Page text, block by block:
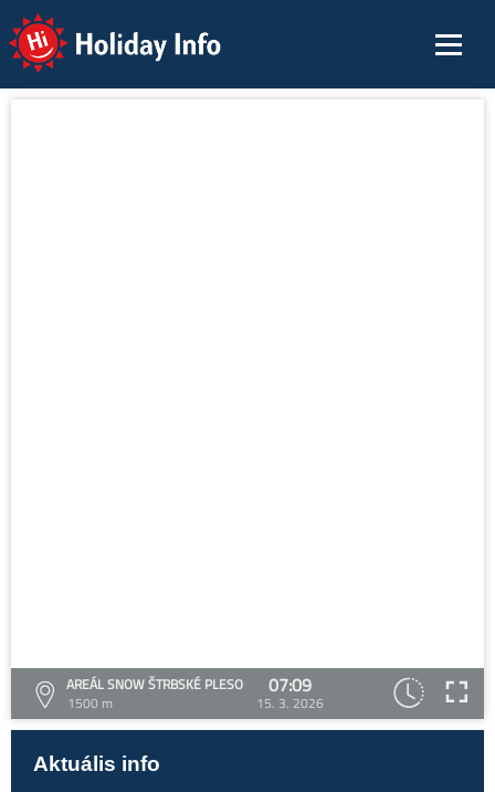
Holiday Info
AREÁL SNOW ŠTRBSKÉ PLESO
1500 m
07:09
15. 3. 2026
Aktuális info